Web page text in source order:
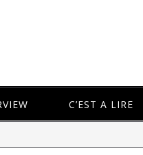
C’EST A LIRE